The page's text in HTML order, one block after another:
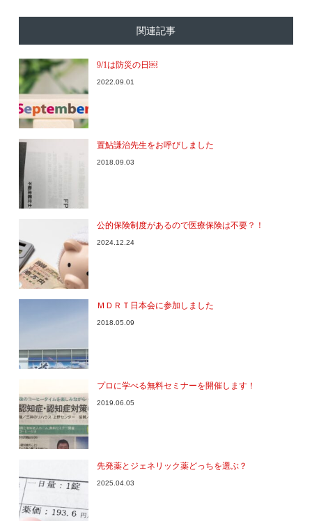
関連記事
9/1は防災の日￼
2022.09.01
置鮎謙治先生をお呼びしました
2018.09.03
公的保険制度があるので医療保険は不要？！
2024.12.24
ＭＤＲＴ日本会に参加しました
2018.05.09
プロに学べる無料セミナーを開催します！
2019.06.05
先発薬とジェネリック薬どっちを選ぶ？
2025.04.03